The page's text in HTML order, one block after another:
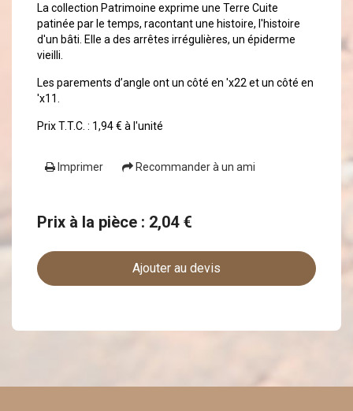
La collection Patrimoine exprime une Terre Cuite
patinée par le temps, racontant une histoire, l'histoire
d'un bâti. Elle a des arrêtes irrégulières, un épiderme
vieilli.
Les parements d’angle ont un côté en 'x22 et un côté en
'x11.
Prix T.T.C. : 1,94 € à l'unité
Imprimer Recommander à un ami
Prix à la pièce : 2,04 €
Ajouter au devis